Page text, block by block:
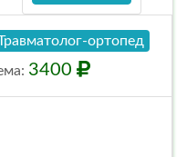
ортопед
: 3400